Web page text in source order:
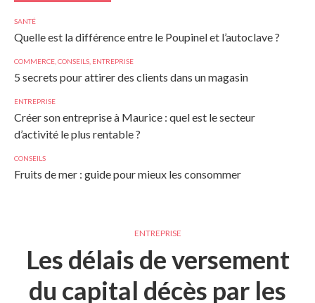
SANTÉ
Quelle est la différence entre le Poupinel et l’autoclave ?
COMMERCE CONSEILS ENTREPRISE
5 secrets pour attirer des clients dans un magasin
ENTREPRISE
Créer son entreprise à Maurice : quel est le secteur
d’activité le plus rentable ?
CONSEILS
Fruits de mer : guide pour mieux les consommer
ENTREPRISE
Les délais de versement
du capital décès par les